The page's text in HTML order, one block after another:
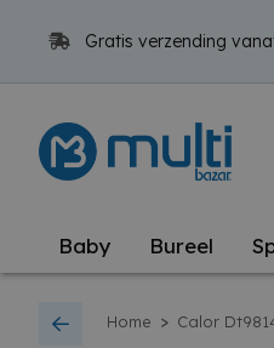
Gratis verzending
Baby Bureel
Home > Calor